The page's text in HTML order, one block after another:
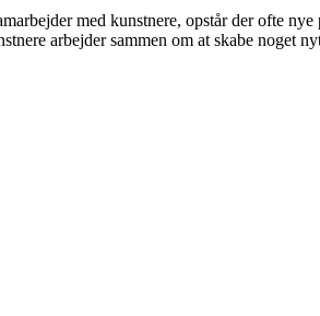
med kunstnere, opstår der ofte
arbejder sammen om at skabe noget